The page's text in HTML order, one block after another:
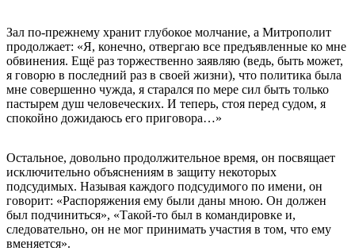
Зал по-прежнему хранит глубокое молчание, а Митрополит
продолжает: «Я, конечно, отвергаю все предъявленные ко мне
обвинения. Ещё раз торжественно заявляю (ведь, быть может,
я говорю в последний раз в своей жизни), что политика была
мне совершенно чужда, я старался по мере сил быть только
пастырем душ человеческих. И теперь, стоя перед судом, я
спокойно дожидаюсь его приговора…»
Остальное, довольно продолжительное время, он посвящает
исключительно объяснениям в защиту некоторых
подсудимых. Называя каждого подсудимого по имени, он
говорит: «Распоряжения ему были даны мною. Он должен
был подчиниться», «Такой-то был в командировке и,
следовательно, он не мог принимать участия в том, что ему
вменяется».